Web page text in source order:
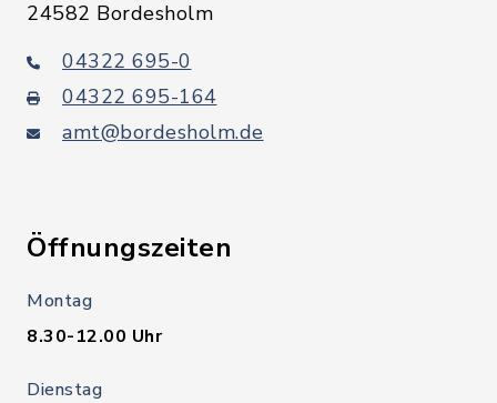
24582 Bordesholm
04322 695-0
04322 695-164
amt@bordesholm.de
Öffnungszeiten
Montag
8.30-12.00 Uhr
Dienstag